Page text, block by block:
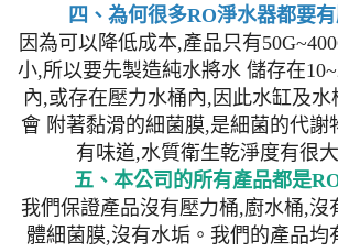
四、為何很多RO淨水器都要
因為可以降低成本,產品只有
小,所以要先製造純水將水 儲存在
內,或存在壓力水桶內,因此水缸及
會 附著黏滑的細菌膜,是細菌的代謝
有味道,水質衛生乾淨度有很
五、本公司的所有產品都是
我們保證產品沒有壓力桶,廚水桶,沒
體細菌膜,沒有水垢。我們的產品均